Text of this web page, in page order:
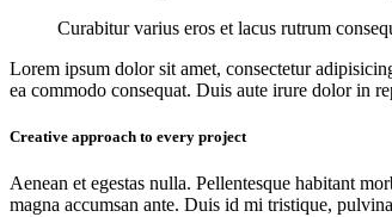
Curabitur varius eros et lacus rutrum
Lorem ipsum dolor sit amet, consectetur
ea commodo consequat. Duis aute irure dolor in
Creative approach to every project
Aenean et egestas nulla. Pellentesque habitant
magna accumsan ante. Duis id mi tristique,